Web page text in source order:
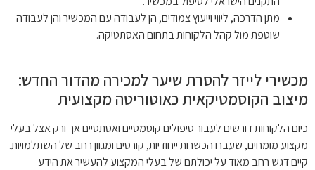
מתן הדרכה, ליווי וייעוץ צמודים, הן לעבודה עם המכשיר והן לעבודה
שוטפת מול קהל הלקוחות בתחום האסתטיקה.
מכשירי לייזר להסרת שיער למכירה מהדור החדש:
מיצוב הקוסמטיקאית כאוטוריטה מקצועית
כיום הלקוחות דורשים לעבור טיפולים קוסמטיים ואסתטיים אך ורק אצל בעלי
מקצוע מומחים, שעברו הכשרות ייחודיות, קורסים ומגוון רחב של השתלמויות.
קיים דגש רחב מאוד על יכולתם של בעלי המקצוע להעשיר את הידע